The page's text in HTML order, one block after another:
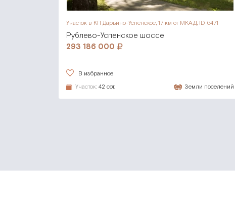
Участок в КП Дарьино-Успенское,17 км от МКАД, ID 6471
Рублево-Успенское шоссе
293 186 000
В избранное
Участок: 42 сот. Земли поселений